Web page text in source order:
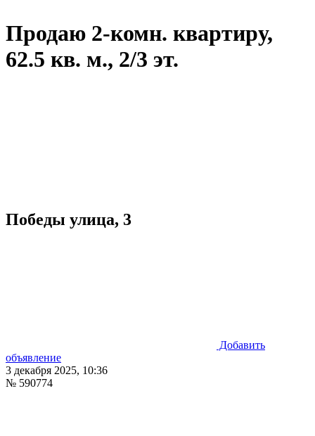
Продаю 2-комн. квартиру,
62.5 кв. м., 2/3 эт.
Победы улица, 3
Добавить
объявление
3 декабря 2025, 10:36
№ 590774